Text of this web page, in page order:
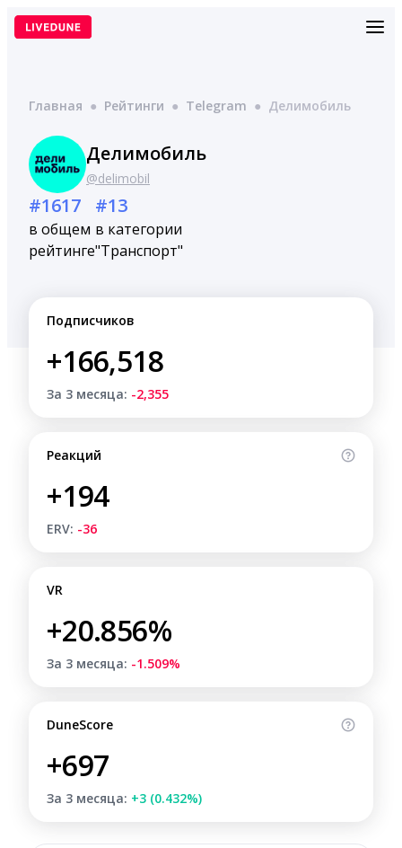
Перейти
Главная ● Рейтинги ● Telegram ● Делимобиль
Делимобиль
@delimobil
#1617
в общем
рейтинге
#13
в категории
"Транспорт"
Подписчиков
+166,518
За 3 месяца: -2,355
Реакций
+194
ERV: -36
VR
+20.856%
За 3 месяца: -1.509%
DuneScore
+697
За 3 месяца: +3 (0.432%)